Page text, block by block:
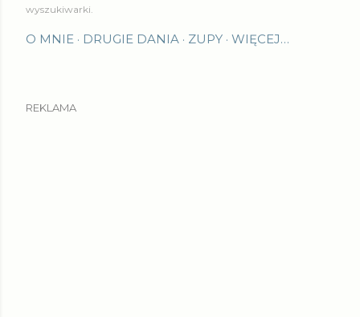
wyszukiwarki.
O MNIE DRUGIE DANIA ZUPY WIĘCEJ…
REKLAMA